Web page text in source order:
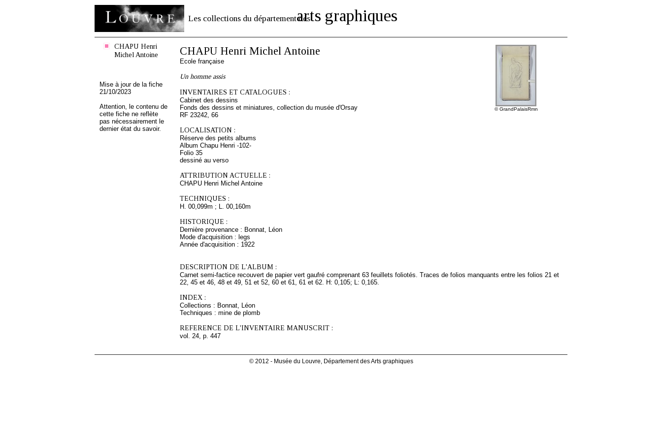
Les collections du département desarts graphiques
CHAPU Henri
Michel Antoine
Mise à jour de la fiche
21/10/2023
Attention, le contenu de
cette fiche ne reflète
pas nécessairement le
dernier état du savoir.
© GrandPalaisRmn
CHAPU Henri Michel Antoine
Ecole française
Un homme assis
INVENTAIRES ET CATALOGUES :
Cabinet des dessins
Fonds des dessins et miniatures, collection du musée d'Orsay
RF 23242, 66
LOCALISATION :
Réserve des petits albums
Album Chapu Henri -102-
Folio 35
dessiné au verso
ATTRIBUTION ACTUELLE :
CHAPU Henri Michel Antoine
TECHNIQUES :
H. 00,099m ; L. 00,160m
HISTORIQUE :
Dernière provenance : Bonnat, Léon
Mode d'acquisition : legs
Année d'acquisition : 1922
DESCRIPTION DE L'ALBUM :
Carnet semi-factice recouvert de papier vert gaufré comprenant 63 feuillets foliotés. Traces de folios manquants entre les folios 21 et
22, 45 et 46, 48 et 49, 51 et 52, 60 et 61, 61 et 62. H: 0,105; L: 0,165.
INDEX :
Collections : Bonnat, Léon
Techniques : mine de plomb
REFERENCE DE L'INVENTAIRE MANUSCRIT :
vol. 24, p. 447
© 2012 - Musée du Louvre, Département des Arts graphiques